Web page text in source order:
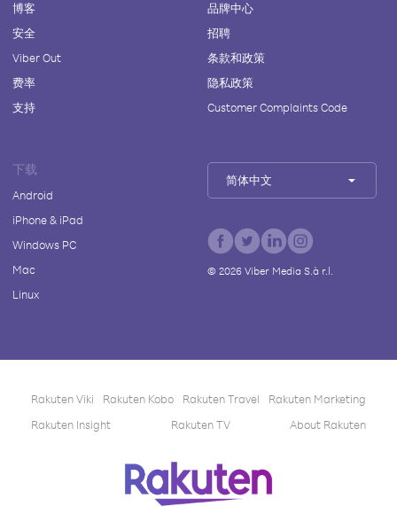
博客
安全
Viber Out
费率
支持
品牌中心
招聘
条款和政策
隐私政策
Customer Complaints Code
下载
Android
iPhone & iPad
Windows PC
Mac
Linux
简体中文
© 2026Viber Media S.à r.l.
Rakuten Viki Rakuten Kobo Rakuten Travel
Rakuten Marketing
Rakuten Insight
Rakuten TV About Rakuten